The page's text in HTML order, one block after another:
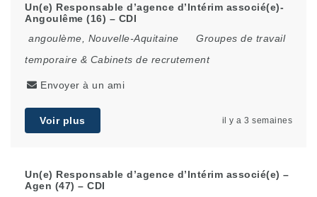
Un(e) Responsable d’agence d’Intérim associé(e)-
Angoulême (16) – CDI
angoulème
Nouvelle-Aquitaine
Groupes de travail
temporaire & Cabinets de recrutement
Envoyer à un ami
Voir plus il y a 3 semaines
Un(e) Responsable d’agence d’Intérim associé(e) –
Agen (47) – CDI